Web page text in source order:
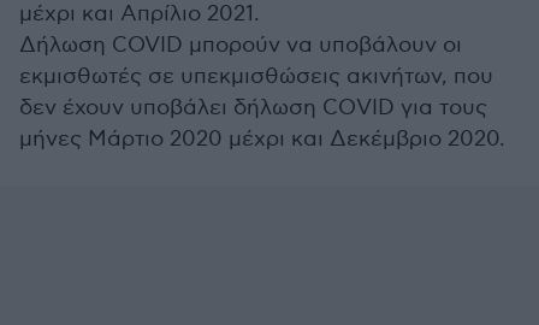
μέχρι και Απρίλιο 2021.
Δήλωση COVID μπορούν να υποβάλουν οι
εκμισθωτές σε υπεκμισθώσεις ακινήτων, που
δεν έχουν υποβάλει δήλωση CΟVID για τους
μήνες Μάρτιο 2020 μέχρι και Δεκέμβριο 2020.